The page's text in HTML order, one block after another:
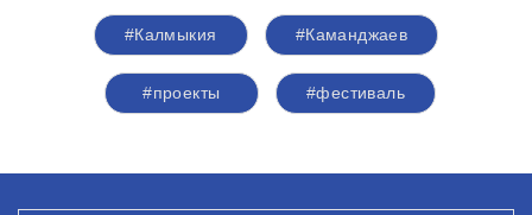
#Калмыкия #Каманджаев
#проекты #фестиваль